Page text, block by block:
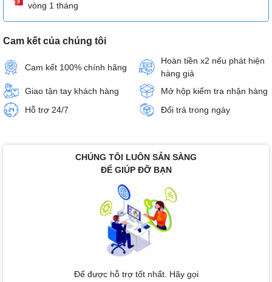
vòng 1 tháng
Cam kết của chúng tôi
Cam kết 100% chính hãng
Hoàn tiền x2 nếu phát hiện
hàng giả
Giao tận tay khách hàng
Mở hộp kiểm tra nhận hàng
Hỗ trợ 24/7
Đổi trả trong ngày
CHÚNG TÔI LUÔN SẴN SÀNG
ĐỂ GIÚP ĐỠ BẠN
Để được hỗ trợ tốt nhất. Hãy gọi